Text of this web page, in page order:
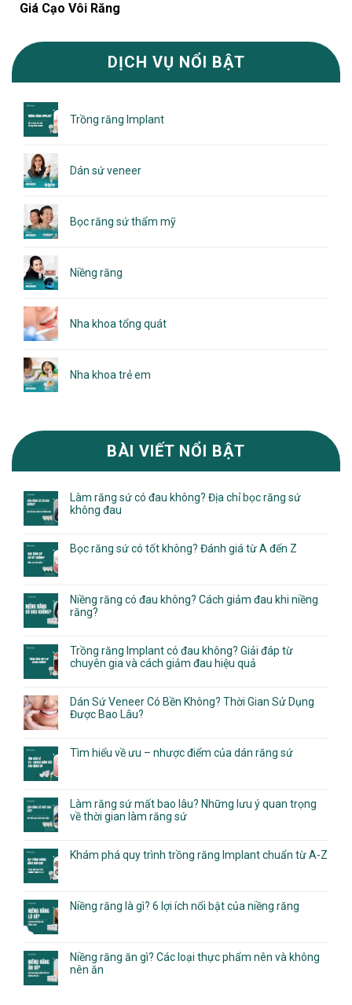
Giá Cạo Vôi Răng
DỊCH VỤ NỔI BẬT
Trồng răng Implant
Dán sứ veneer
Bọc răng sứ thẩm mỹ
Niềng răng
Nha khoa tổng quát
Nha khoa trẻ em
BÀI VIẾT NỔI BẬT
Làm răng sứ có đau không? Địa chỉ bọc răng sứ
không đau
Bọc răng sứ có tốt không? Đánh giá từ A đến Z
Niềng răng có đau không? Cách giảm đau khi niềng
răng?
Trồng răng Implant có đau không? Giải đáp từ
chuyên gia và cách giảm đau hiệu quả
Dán Sứ Veneer Có Bền Không? Thời Gian Sử Dụng
Được Bao Lâu?
Tìm hiểu về ưu – nhược điểm của dán răng sứ
Làm răng sứ mất bao lâu? Những lưu ý quan trọng
về thời gian làm răng sứ
Khám phá quy trình trồng răng Implant chuẩn từ A-Z
Niềng răng là gì? 6 lợi ích nổi bật của niềng răng
Niềng răng ăn gì? Các loại thực phẩm nên và không
nên ăn